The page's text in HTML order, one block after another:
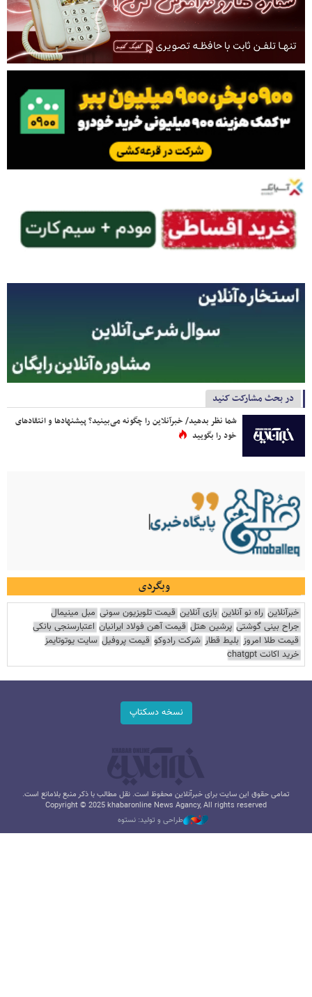
در بحث مشارکت کنید
شما نظر بدهید/ خبرآنلاین را چگونه می‌بینید؟ پیشنهادها و انتقادهای
خود را بگویید
وبگردی
خبرآنلاین راه نو آنلاین بازی آنلاین قیمت تلویزیون سونی مبل مینیمال
جراح بینی گوشتی پرشین هتل قیمت آهن فولاد ایرانیان اعتبارسنجی بانکی
قیمت طلا امروز بلیط قطار شرکت رادوکو قیمت پروفیل سایت یوتوتایمز
خرید اکانت chatgpt
نسخه دسکتاپ
تمامی حقوق این سایت برای خبرآنلاین محفوظ است. نقل مطالب با ذکر منبع بلامانع است.
Copyright © 2025 khabaronline News Agancy, All rights reserved
طراحی و تولید: نستوه